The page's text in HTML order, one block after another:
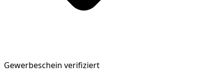
Gewerbeschein verifiziert